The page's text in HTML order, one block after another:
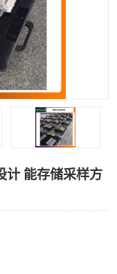
计 能存储采样方
环境采样器
便携式烟气分析仪
样器